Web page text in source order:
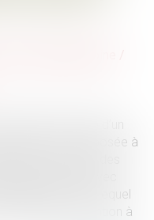
de leur patrimoine
à la suite d’un
de loi déposée à
Ainsi, l’un des
de l’autre ou avec
selon lequel
par mention à